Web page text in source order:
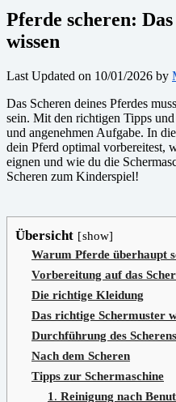
Pferde scheren:
wissen
Last Updated on 10/01/2026 by
Das Scheren deines Pferdes
sein. Mit den richtigen Tipps
und angenehmen Aufgabe. In
dein Pferd optimal vorbereitest,
eignen und wie du die
Scheren zum Kinderspiel!
Übersicht
show
Warum Pferde überhaupt
Vorbereitung auf das
Die richtige Kleidung
Das richtige Schermuster
Durchführung des Scherens
Nach dem Scheren
Tipps zur Schermaschine
1 . Reinigung nach